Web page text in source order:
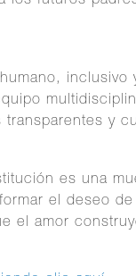
transparentes y
es una
el deseo
el amor